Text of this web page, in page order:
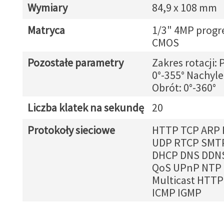
Wymiary
84,9 x 108 mm
Matryca
1/3" 4MP
CMOS
Pozostałe parametry
Zakres rotacji:
0°-355°
Obrót: 0°-360°
Liczba klatek na sekundę
20
Protokoły sieciowe
HTTP TCP ARP
UDP RTCP
DHCP DNS
QoS UPnP
Multicast
ICMP IGMP